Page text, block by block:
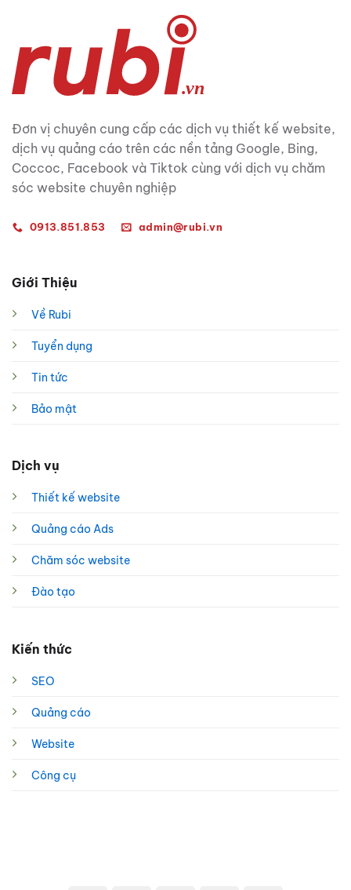
Đơn vị chuyên cung cấp các dịch vụ thiết kế website,
dịch vụ quảng cáo trên các nền tảng Google, Bing,
Coccoc, Facebook và Tiktok cùng với dịch vụ chăm
sóc website chuyên nghiệp
0913.851.853 admin@rubi.vn
Giới Thiệu
Về Rubi
Tuyển dụng
Tin tức
Bảo mật
Dịch vụ
Thiết kế website
Quảng cáo Ads
Chăm sóc website
Đào tạo
Kiến thức
SEO
Quảng cáo
Website
Công cụ